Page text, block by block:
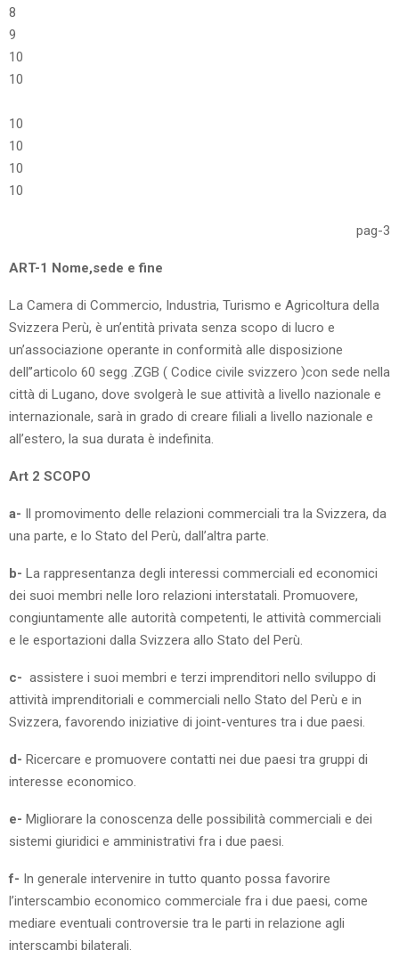
8
9
10
10
10
10
10
10
pag-3
ART-1 Nome,sede e fine
La Camera di Commercio, Industria, Turismo e Agricoltura della
Svizzera Perù, è un’entità privata senza scopo di lucro e
un’associazione operante in conformità alle disposizione
dell’’articolo 60 segg .ZGB ( Codice civile svizzero )con sede nella
città di Lugano, dove svolgerà le sue attività a livello nazionale e
internazionale, sarà in grado di creare filiali a livello nazionale e
all’estero, la sua durata è indefinita.
Art 2 SCOPO
a- Il promovimento delle relazioni commerciali tra la Svizzera, da
una parte, e lo Stato del Perù, dall’altra parte.
b- La rappresentanza degli interessi commerciali ed economici
dei suoi membri nelle loro relazioni interstatali. Promuovere,
congiuntamente alle autorità competenti, le attività commerciali
e le esportazioni dalla Svizzera allo Stato del Perù.
c- assistere i suoi membri e terzi imprenditori nello sviluppo di
attività imprenditoriali e commerciali nello Stato del Perù e in
Svizzera, favorendo iniziative di joint-ventures tra i due paesi.
d- Ricercare e promuovere contatti nei due paesi tra gruppi di
interesse economico.
e- Migliorare la conoscenza delle possibilità commerciali e dei
sistemi giuridici e amministrativi fra i due paesi.
f- In generale intervenire in tutto quanto possa favorire
l’interscambio economico commerciale fra i due paesi, come
mediare eventuali controversie tra le parti in relazione agli
interscambi bilaterali.